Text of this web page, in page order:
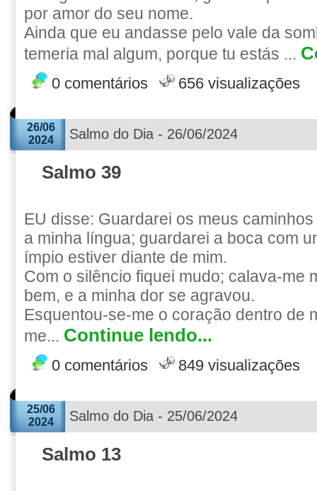
por amor do seu nome.
Ainda que eu andasse pelo vale da
temeria mal algum, porque tu estás ...
0 comentários 656 visualizações
26/06
2024
Salmo do Dia - 26/06/2024
Salmo 39
EU disse: Guardarei os meus
a minha língua; guardarei a boca com
ímpio estiver diante de mim.
Com o silêncio fiquei mudo; calava-me
bem, e a minha dor se agravou.
Esquentou-se-me o coração dentro de
me... Continue lendo...
0 comentários 849 visualizações
25/06
2024
Salmo do Dia - 25/06/2024
Salmo 13